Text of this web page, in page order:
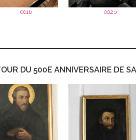
001b 002b
DU 500E ANNIVERSAIRE DE